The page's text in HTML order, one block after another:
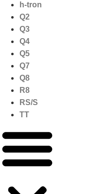
h-tron
Q2
Q3
Q4
Q5
Q7
Q8
R8
RS/S
TT